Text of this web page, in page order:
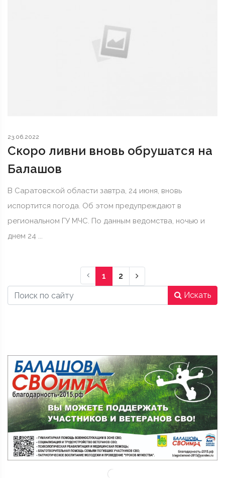
23.06.2022
Скоро ливни вновь обрушатся на
Балашов
В Саратовской области завтра, 24 июня, вновь
испортится погода. Об этом предупреждают в
региональном ГУ МЧС. По данным ведомства, ночью и
днем 24 ...
1 2 Следующая
Искать